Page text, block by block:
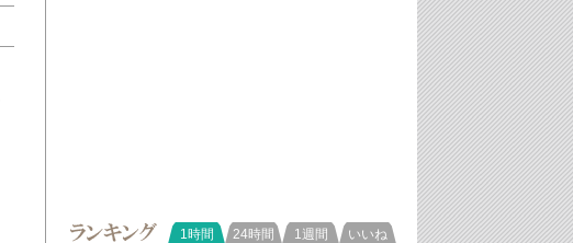
ランキング
1時間 24時間 1週間 いいね